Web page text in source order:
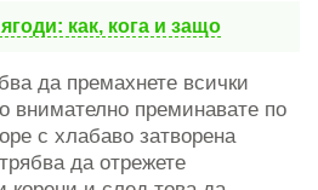
как, кога и защо
да премахнете всички
внимателно преминавате по
с хлабаво затворена
да отрежете